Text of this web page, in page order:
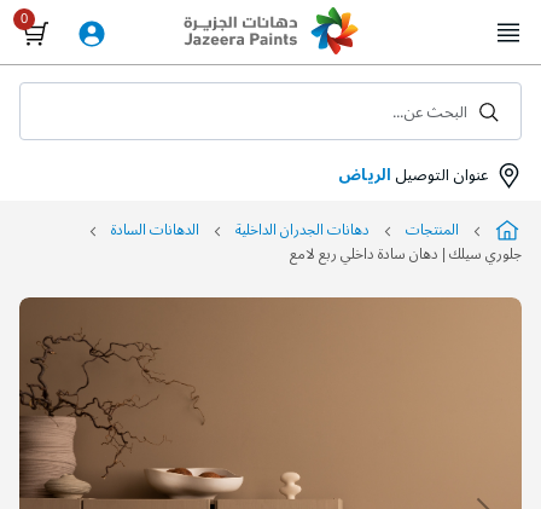
to
Content
عنوان التوصيلالرياض
البحث عن...
المنتجات دهانات الجدران الداخلية
الدهانات السادة
جلوري سيلك | دهان سادة داخلي ربع لامع
التخطي